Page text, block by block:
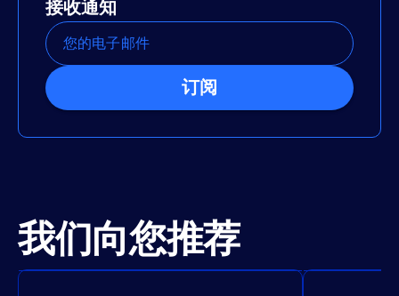
接收通知
订阅
我们向您推荐